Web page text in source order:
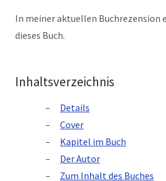
In meiner aktuellen Buchrezension
dieses Buch.
Inhaltsverzeichnis
Details
Cover
Kapitel im Buch
Der Autor
Zum Inhalt des Buches